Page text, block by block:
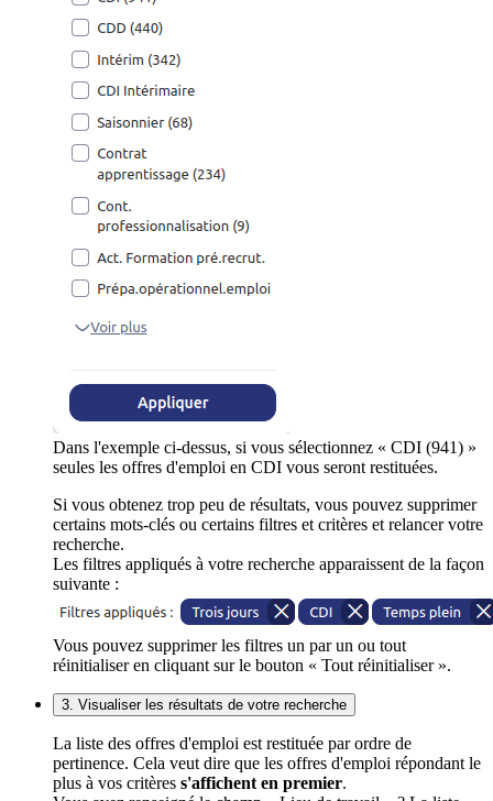
Dans l'exemple ci-dessus, si vous sélectionnez « CDI (941) »
seules les offres d'emploi en CDI vous seront restituées.
Si vous obtenez trop peu de résultats, vous pouvez supprimer
certains mots-clés ou certains filtres et critères et relancer votre
recherche.
Les filtres appliqués à votre recherche apparaissent de la façon
suivante :
Vous pouvez supprimer les filtres un par un ou tout
réinitialiser en cliquant sur le bouton « Tout réinitialiser ».
3. Visualiser les résultats de votre recherche
La liste des offres d'emploi est restituée par ordre de
pertinence. Cela veut dire que les offres d'emploi répondant le
plus à vos critères s'affichent en premier.